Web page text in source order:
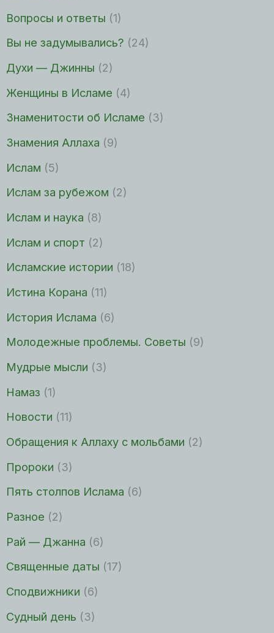
Вопросы и ответы (1)
Вы не задумывались? (24)
Духи — Джинны (2)
Женщины в Исламе (4)
Знаменитости об Исламе (3)
Знамения Аллаха (9)
Ислам (5)
Ислам за рубежом (2)
Ислам и наука (8)
Ислам и спорт (2)
Исламские истории (18)
Истина Корана (11)
История Ислама (6)
Молодежные проблемы. Советы (9)
Мудрые мысли (3)
Намаз (1)
Новости (11)
Обращения к Аллаху с мольбами (2)
Пророки (3)
Пять столпов Ислама (6)
Разное (2)
Рай — Джанна (6)
Священные даты (17)
Сподвижники (6)
Судный день (3)